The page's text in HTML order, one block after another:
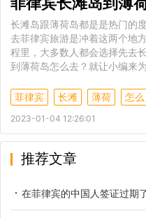
长滩岛跟薄荷岛都是是热门的
去菲律宾旅游是冲着这两个地
程里，大多数人都会选择先去
到薄荷岛怎么去？就让小编来
菲律宾 长滩 薄荷 怎么
2023-01-04 12:26:01
推荐文章
在菲律宾的中国人签证过期